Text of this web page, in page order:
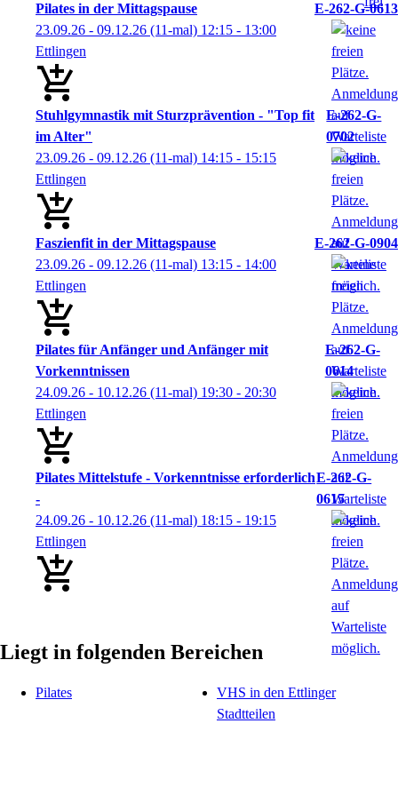
Pilates in der Mittagspause
E-262-G-0613
23.09.26 - 09.12.26 (11-mal) 12:15 - 13:00
Ettlingen
Stuhlgymnastik mit Sturzprävention - "Top fit
im Alter"
E-262-G-
0702
23.09.26 - 09.12.26 (11-mal) 14:15 - 15:15
Ettlingen
Faszienfit in der Mittagspause
E-262-G-0904
23.09.26 - 09.12.26 (11-mal) 13:15 - 14:00
Ettlingen
Pilates für Anfänger und Anfänger mit
Vorkenntnissen
E-262-G-
0614
24.09.26 - 10.12.26 (11-mal) 19:30 - 20:30
Ettlingen
Pilates Mittelstufe - Vorkenntnisse erforderlich
-
E-262-G-
0615
24.09.26 - 10.12.26 (11-mal) 18:15 - 19:15
Ettlingen
Liegt in folgenden Bereichen
Pilates
VHS in den Ettlinger
Stadtteilen